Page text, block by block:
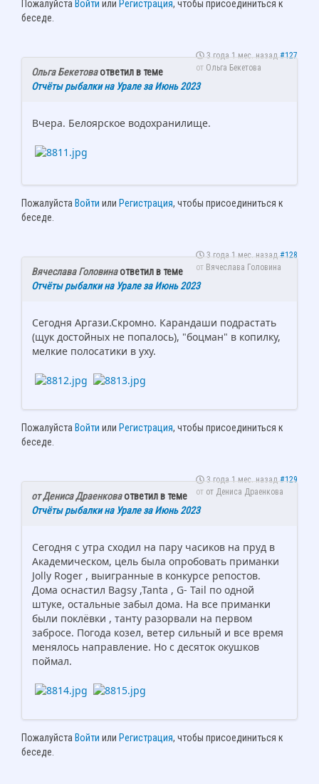
Пожалуйста Войти или Регистрация, чтобы присоединиться к
беседе.
3 года 1 мес. назад #127
от Ольга Бекетова
Ольга Бекетоваответил в теме
Отчёты рыбалки на Урале за Июнь 2023
Вчера. Белоярское водохранилище.
Пожалуйста Войти или Регистрация, чтобы присоединиться к
беседе.
3 года 1 мес. назад #128
от Вячеслава Головина
Вячеслава Головинаответил в теме
Отчёты рыбалки на Урале за Июнь 2023
Сегодня Аргази.Скромно. Карандаши подрастать
(щук достойных не попалось), "боцман" в копилку,
мелкие полосатики в уху.
Пожалуйста Войти или Регистрация, чтобы присоединиться к
беседе.
3 года 1 мес. назад #129
от от Дениса Драенкова
от Дениса Драенковаответил в теме
Отчёты рыбалки на Урале за Июнь 2023
Сегодня с утра сходил на пару часиков на пруд в
Академическом, цель была опробовать приманки
Jolly Roger , выигранные в конкурсе репостов.
Дома оснастил Bagsy ,Tanta , G- Tail по одной
штуке, остальные забыл дома. На все приманки
были поклёвки , танту разорвали на первом
забросе. Погода козел, ветер сильный и все время
менялось направление. Но с десяток окушков
поймал.
Пожалуйста Войти или Регистрация, чтобы присоединиться к
беседе.